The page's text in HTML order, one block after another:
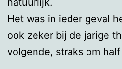
Het was in ieder geval
ook zeker bij de jarige
volgende, straks om half